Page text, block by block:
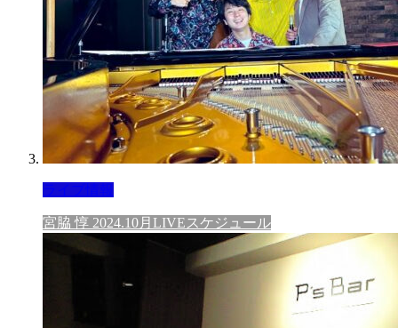
ライブ情報
宮脇 惇 2024.10月LIVEスケジュール